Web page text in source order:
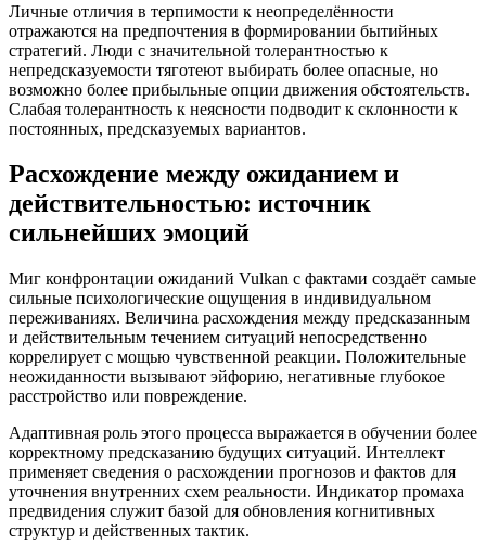
Личные отличия в терпимости к неопределённости
отражаются на предпочтения в формировании бытийных
стратегий. Люди с значительной толерантностью к
непредсказуемости тяготеют выбирать более опасные, но
возможно более прибыльные опции движения обстоятельств.
Слабая толерантность к неясности подводит к склонности к
постоянных, предсказуемых вариантов.
Расхождение между ожиданием и
действительностью: источник
сильнейших эмоций
Миг конфронтации ожиданий Vulkan с фактами создаёт самые
сильные психологические ощущения в индивидуальном
переживаниях. Величина расхождения между предсказанным
и действительным течением ситуаций непосредственно
коррелирует с мощью чувственной реакции. Положительные
неожиданности вызывают эйфорию, негативные глубокое
расстройство или повреждение.
Адаптивная роль этого процесса выражается в обучении более
корректному предсказанию будущих ситуаций. Интеллект
применяет сведения о расхождении прогнозов и фактов для
уточнения внутренних схем реальности. Индикатор промаха
предвидения служит базой для обновления когнитивных
структур и действенных тактик.